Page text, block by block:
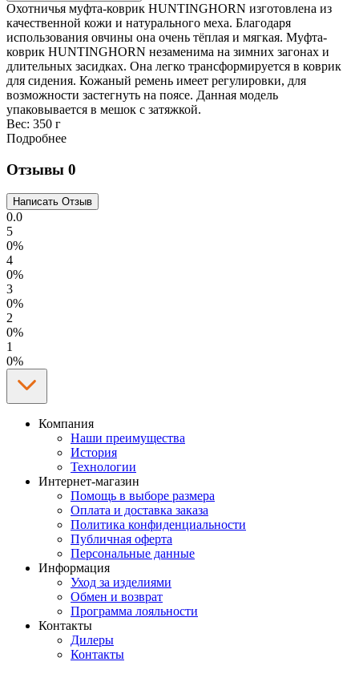
Охотничья муфта-коврик HUNTINGHORN изготовлена из
качественной кожи и натурального меха. Благодаря
использования овчины она очень тёплая и мягкая. Муфта-
коврик HUNTINGHORN незаменима на зимних загонах и
длительных засидках. Она легко трансформируется в коврик
для сидения. Кожаный ремень имеет регулировки, для
возможности застегнуть на поясе. Данная модель
упаковывается в мешок с затяжкой.
Вес: 350 г
Подробнее
Отзывы 0
0.0
5
0%
4
0%
3
0%
2
0%
1
0%
Компания
Наши преимущества
История
Технологии
Интернет-магазин
Помощь в выборе размера
Оплата и доставка заказа
Политика конфиденциальности
Публичная оферта
Персональные данные
Информация
Уход за изделиями
Обмен и возврат
Программа лояльности
Контакты
Дилеры
Контакты